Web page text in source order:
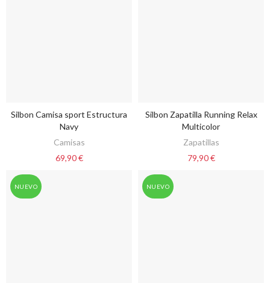
VER OPCIONES
Silbon Camisa sport Estructura
Navy
Camisas
69,90 €
VER OPCIONES
Silbon Zapatilla Running Relax
Multicolor
Zapatillas
79,90 €
NUEVO NUEVO